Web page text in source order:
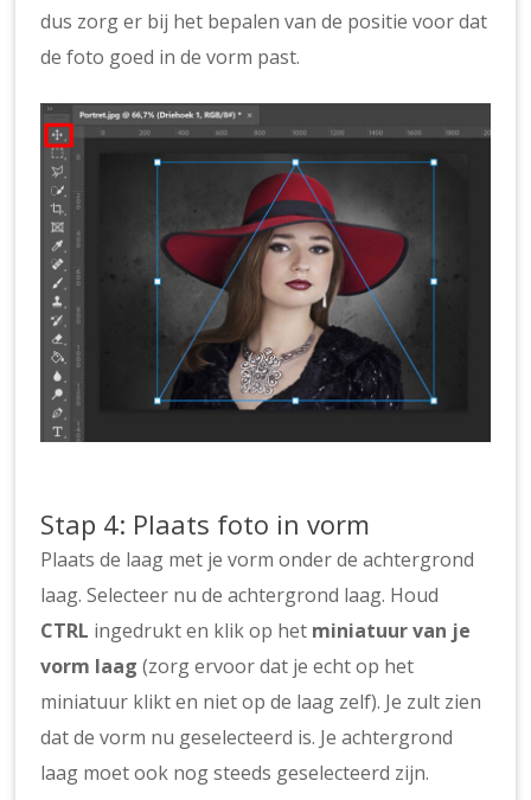
dus zorg er bij het bepalen van de positie voor dat
de foto goed in de vorm past.
Stap 4: Plaats foto in vorm
Plaats de laag met je vorm onder de achtergrond
laag. Selecteer nu de achtergrond laag. Houd
CTRL ingedrukt en klik op het miniatuur van je
vorm laag (zorg ervoor dat je echt op het
miniatuur klikt en niet op de laag zelf). Je zult zien
dat de vorm nu geselecteerd is. Je achtergrond
laag moet ook nog steeds geselecteerd zijn.